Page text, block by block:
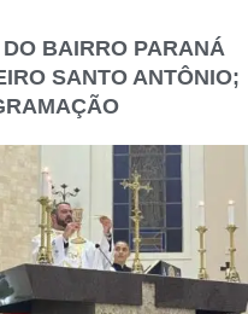
BAIRRO PARANÁ
SANTO ANTÔNIO;